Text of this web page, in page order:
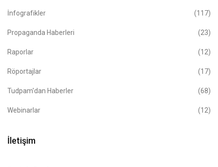
İnfografikler (117)
Propaganda Haberleri (23)
Raporlar (12)
Röportajlar (17)
Tudpam'dan Haberler (68)
Webinarlar (12)
İletişim